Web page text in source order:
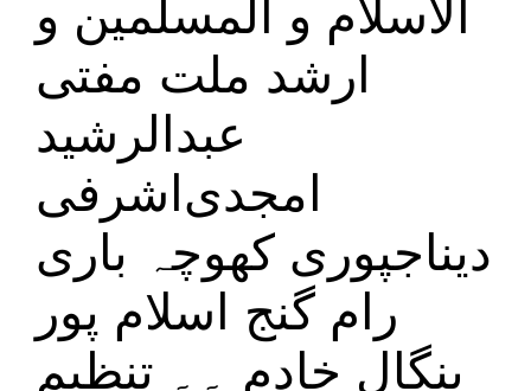
الاسلام و المسلمین و
ارشد ملت مفتی
عبدالرشید
امجدی‌اشرفی
دیناجپوری کھوچہ باری
رام گنج اسلام پور
بنگال خادم ۔۔ تنظیم